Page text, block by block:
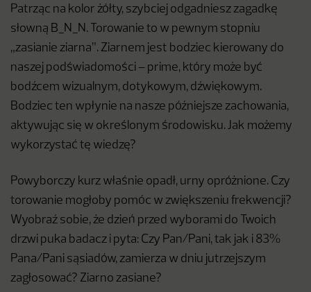
Patrząc na kolor żółty, szybciej odgadniesz zagadkę
słowną B_N_N. Torowanie to w pewnym stopniu
„zasianie ziarna”. Ziarnem jest bodziec kierowany do
naszej podświadomości – prime, który może być
bodźcem wizualnym, dotykowym, dźwiękowym.
Bodziec ten wpłynie na nasze późniejsze zachowania,
aktywując się w określonym środowisku. Jak możemy
wykorzystać tę wiedzę?
Powyborczy kurz właśnie opadł, urny opróżnione. Czy
torowanie mogłoby pomóc w zwiększeniu frekwencji?
Wyobraź sobie, że dzień przed wyborami do Twoich
drzwi puka badacz i pyta: Czy Pan/Pani, tak jak i 83%
Pana/Pani sąsiadów, zamierza w dniu jutrzejszym
zagłosować? Ziarno zasiane?